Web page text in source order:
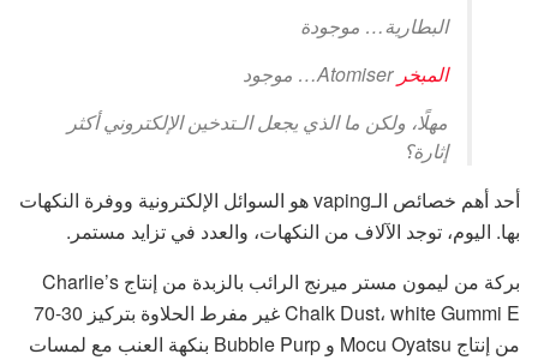
البطارية… موجودة
المبخر Atomiser… موجود
مهلًا، ولكن ما الذي يجعل الـتدخين الإلكتروني أكثر
إثارة؟
أحد أهم خصائص الـvaping هو السوائل الإلكترونية ووفرة النكهات
بها. اليوم، توجد الآلاف من النكهات، والعدد في تزايد مستمر.
بركة من ليمون مستر ميرنج الرائب بالزبدة من إنتاج Charlie’s
Chalk Dust، white Gummi E غير مفرط الحلاوة بتركيز 30-70
من إنتاج Mocu Oyatsu و Bubble Purp بنكهة العنب مع لمسات